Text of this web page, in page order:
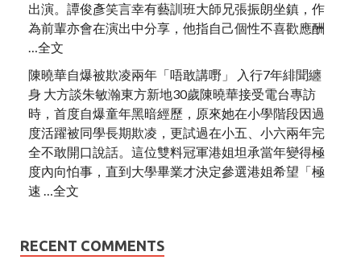
出演。譚俊彥笑言幸有藝訓班大師兄張振朗坐鎮，作
為前輩亦會在演出中分享，他指自己個性不喜歡應酬
…全文
陳曉華自爆被欺凌兩年「唔敢講嘢」 入行7年緋聞纏
身 大方談朱敏瀚東方新地30歲陳曉華接受電台專訪
時，首度自爆童年黑暗經歷，原來她在小學階段因過
度活躍被同學長期欺凌，更試過在小五、小六兩年完
全不敢開口說話。這位雙料冠軍港姐坦承當年變得極
度內向怕事，直到大學畢業才決定參選港姐希望「極
速 …全文
RECENT COMMENTS